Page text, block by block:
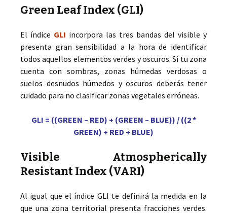
Green Leaf Index (GLI)
El índice GLI incorpora las tres bandas del visible y
presenta gran sensibilidad a la hora de identificar
todos aquellos elementos verdes y oscuros. Si tu zona
cuenta con sombras, zonas húmedas verdosas o
suelos desnudos húmedos y oscuros deberás tener
cuidado para no clasificar zonas vegetales erróneas.
GLI = ((GREEN – RED) + (GREEN – BLUE)) / ((2 *
GREEN) + RED + BLUE)
Visible Atmospherically
Resistant Index (VARI)
Al igual que el índice GLI te definirá la medida en la
que una zona territorial presenta fracciones verdes.